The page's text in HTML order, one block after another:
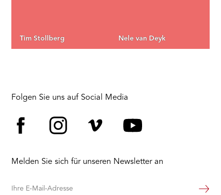
Tim Stollberg Nele van Deyk
Folgen Sie uns auf Social Media
Melden Sie sich für unseren Newsletter an
Ihre
Weiter